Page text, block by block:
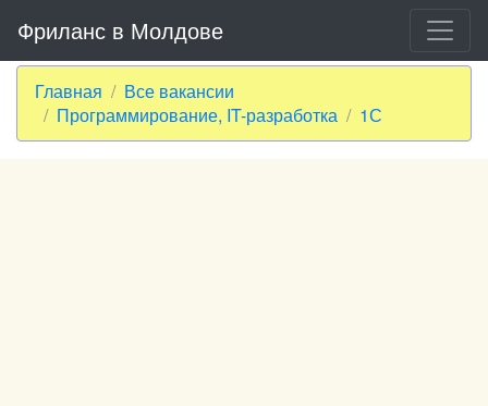
Фриланс в Молдове
Главная
Все вакансии
Программирование, IT-разработка
1С